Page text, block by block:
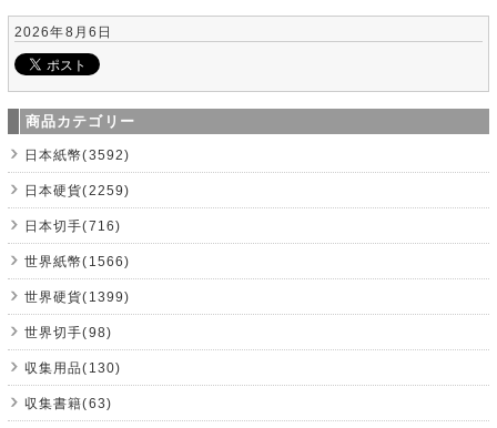
2026年8月6日
商品カテゴリー
日本紙幣(3592)
日本硬貨(2259)
日本切手(716)
世界紙幣(1566)
世界硬貨(1399)
世界切手(98)
収集用品(130)
収集書籍(63)